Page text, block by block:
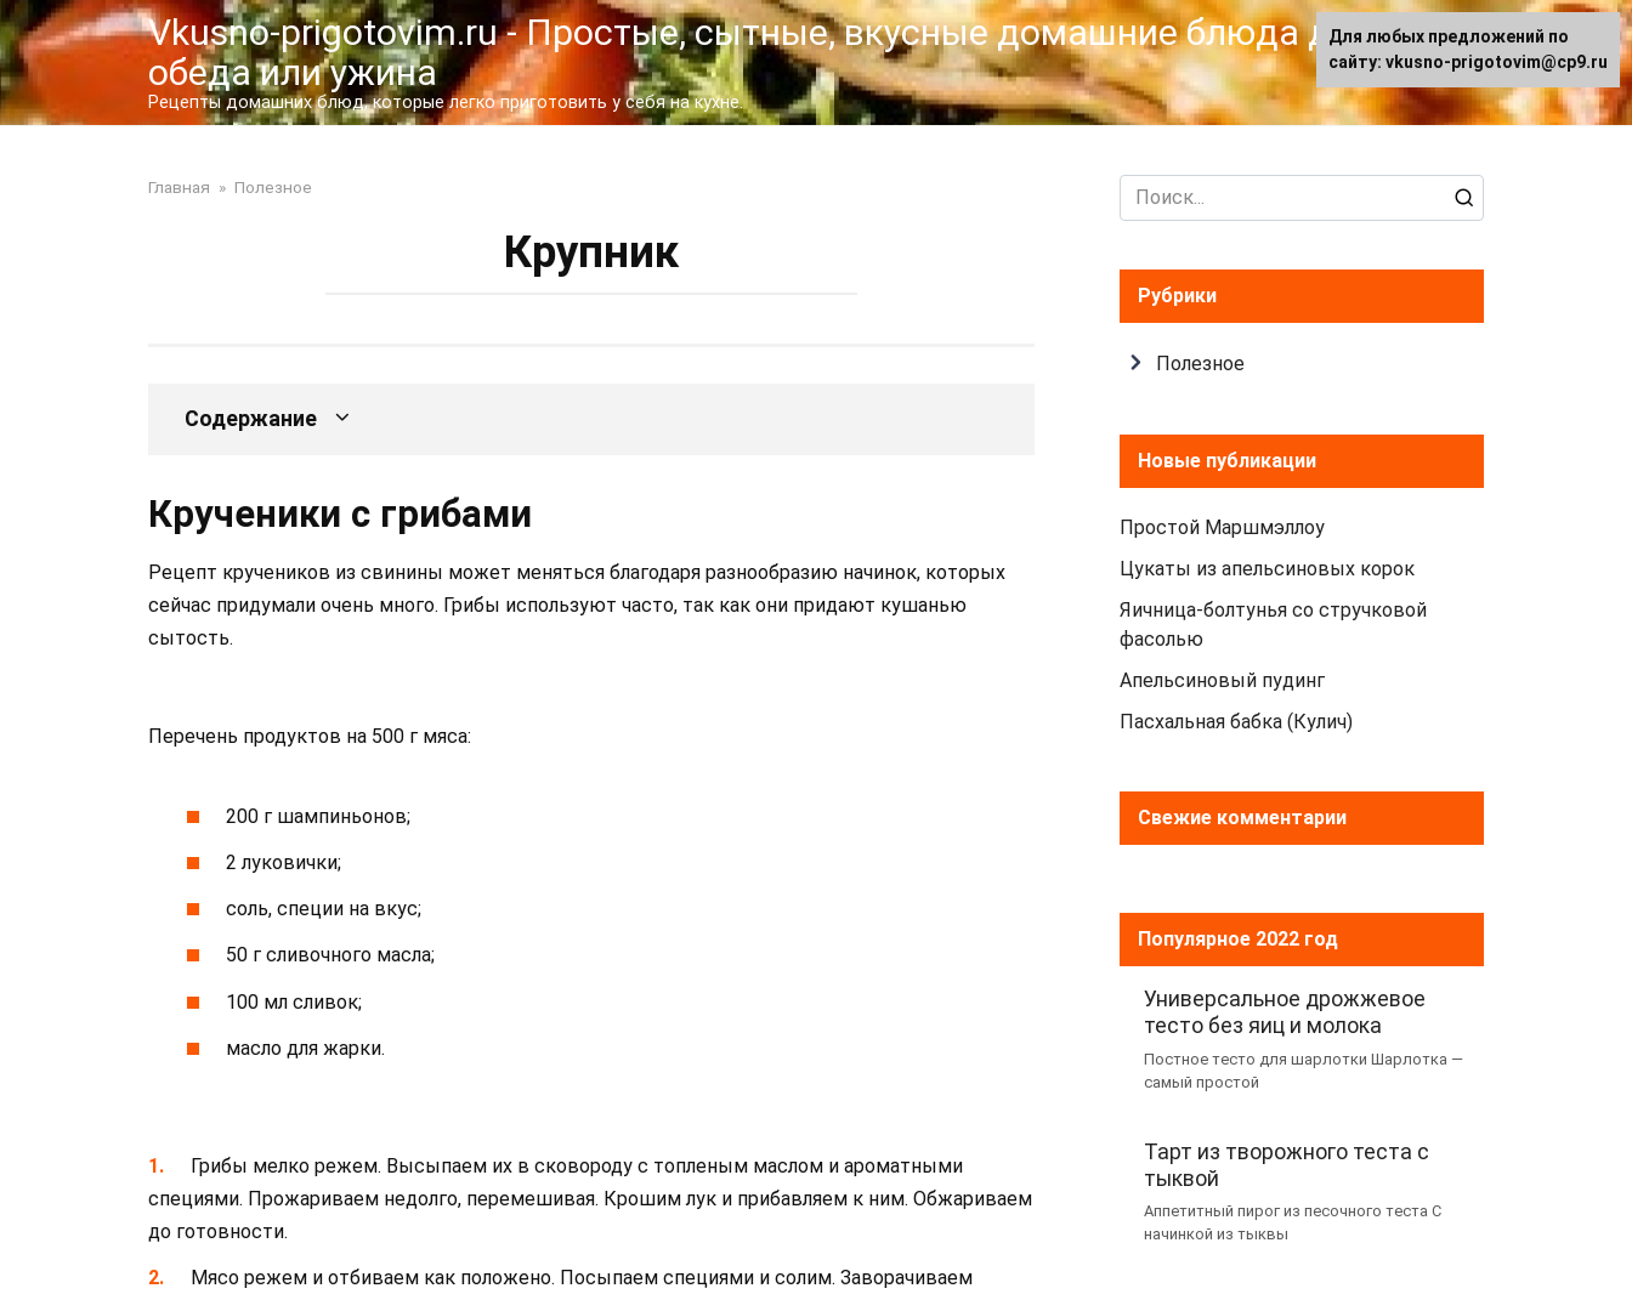
Перейти
к
контенту
Vkusno-prigotovim.ru - Простые, сытные, вкусные домашние блюда для
обеда или ужина
Рецепты домашних блюд, которые легко приготовить у себя на кухне.
Главная » Полезное
Крупник
Содержание
Крученики с грибами
Рецепт кручеников из свинины может меняться благодаря разнообразию начинок, которых
сейчас придумали очень много. Грибы используют часто, так как они придают кушанью
сытость.
Перечень продуктов на 500 г мяса:
200 г шампиньонов;
2 луковички;
соль, специи на вкус;
50 г сливочного масла;
100 мл сливок;
масло для жарки.
Грибы мелко режем. Высыпаем их в сковороду с топленым маслом и ароматными
специями. Прожариваем недолго, перемешивая. Крошим лук и прибавляем к ним. Обжариваем
до готовности.
Мясо режем и отбиваем как положено. Посыпаем специями и солим. Заворачиваем
Search
for:
Рубрики
Полезное
Новые публикации
Простой Маршмэллоу
Цукаты из апельсиновых корок
Яичница-болтунья со стручковой
фасолью
Апельсиновый пудинг
Пасхальная бабка (Кулич)
Свежие комментарии
Популярное 2022 год
Универсальное дрожжевое
тесто без яиц и молока
Постное тесто для шарлотки Шарлотка —
самый простой
Тарт из творожного теста с
тыквой
Аппетитный пирог из песочного теста С
начинкой из тыквы
Для любых предложений по
сайту: vkusno-prigotovim@cp9.ru